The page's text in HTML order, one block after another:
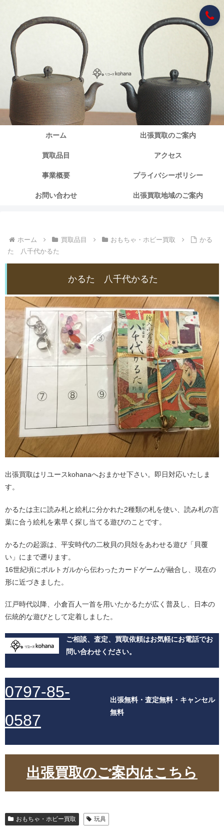
ホーム 出張買取のご案内
買取品目 アクセス
事業概要 プライバシーポリシー
お問い合わせ 出張買取地域のご案内
ホーム 買取品目 おもちゃ・ホビー買取
かる
た 八千代かるた
かるた 八千代かるた
出張買取はリユースkohanaへおまかせ下さい。即日対応いたしま
す。
かるたは主に読み札と絵札に分かれた2種類の札を使い、読み札の言
葉に合う絵札を素早く探し当てる遊びのことです。
かるたの起源は、平安時代の二枚貝の貝殻をあわせる遊び「貝覆
い」にまで遡ります。
16世紀頃にポルトガルから伝わったカードゲームが融合し、現在の
形に近づきました。
江戸時代以降、小倉百人一首を用いたかるたが広く普及し、日本の
伝統的な遊びとして定着しました。
ご相談、査定、買取依頼はお気軽にお電話でお
問い合わせください。
0797-85-
0587
出張無料・査定無料・キャンセル
無料
出張買取のご案内はこちら
おもちゃ・ホビー買取 玩具